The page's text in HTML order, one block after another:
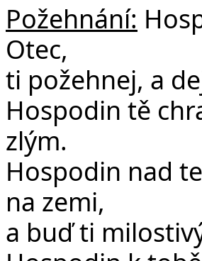
Požehnání:
Otec,
ti požehnej, a
Hospodin tě
zlým.
Hospodin nad
na zemi,
a buď ti